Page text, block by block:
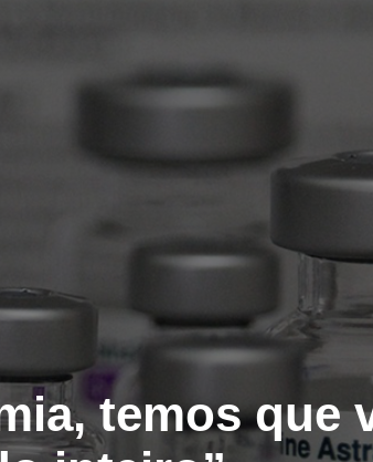
temos que